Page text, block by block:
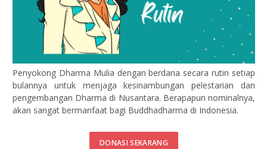
Penyokong Dharma Mulia dengan berdana secara rutin setiap
bulannya untuk menjaga kesinambungan pelestarian dan
pengembangan Dharma di Nusantara. Berapapun nominalnya,
akan sangat bermanfaat bagi Buddhadharma di Indonesia.
DONASI SEKARANG